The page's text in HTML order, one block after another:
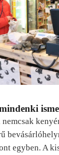
egyben. A